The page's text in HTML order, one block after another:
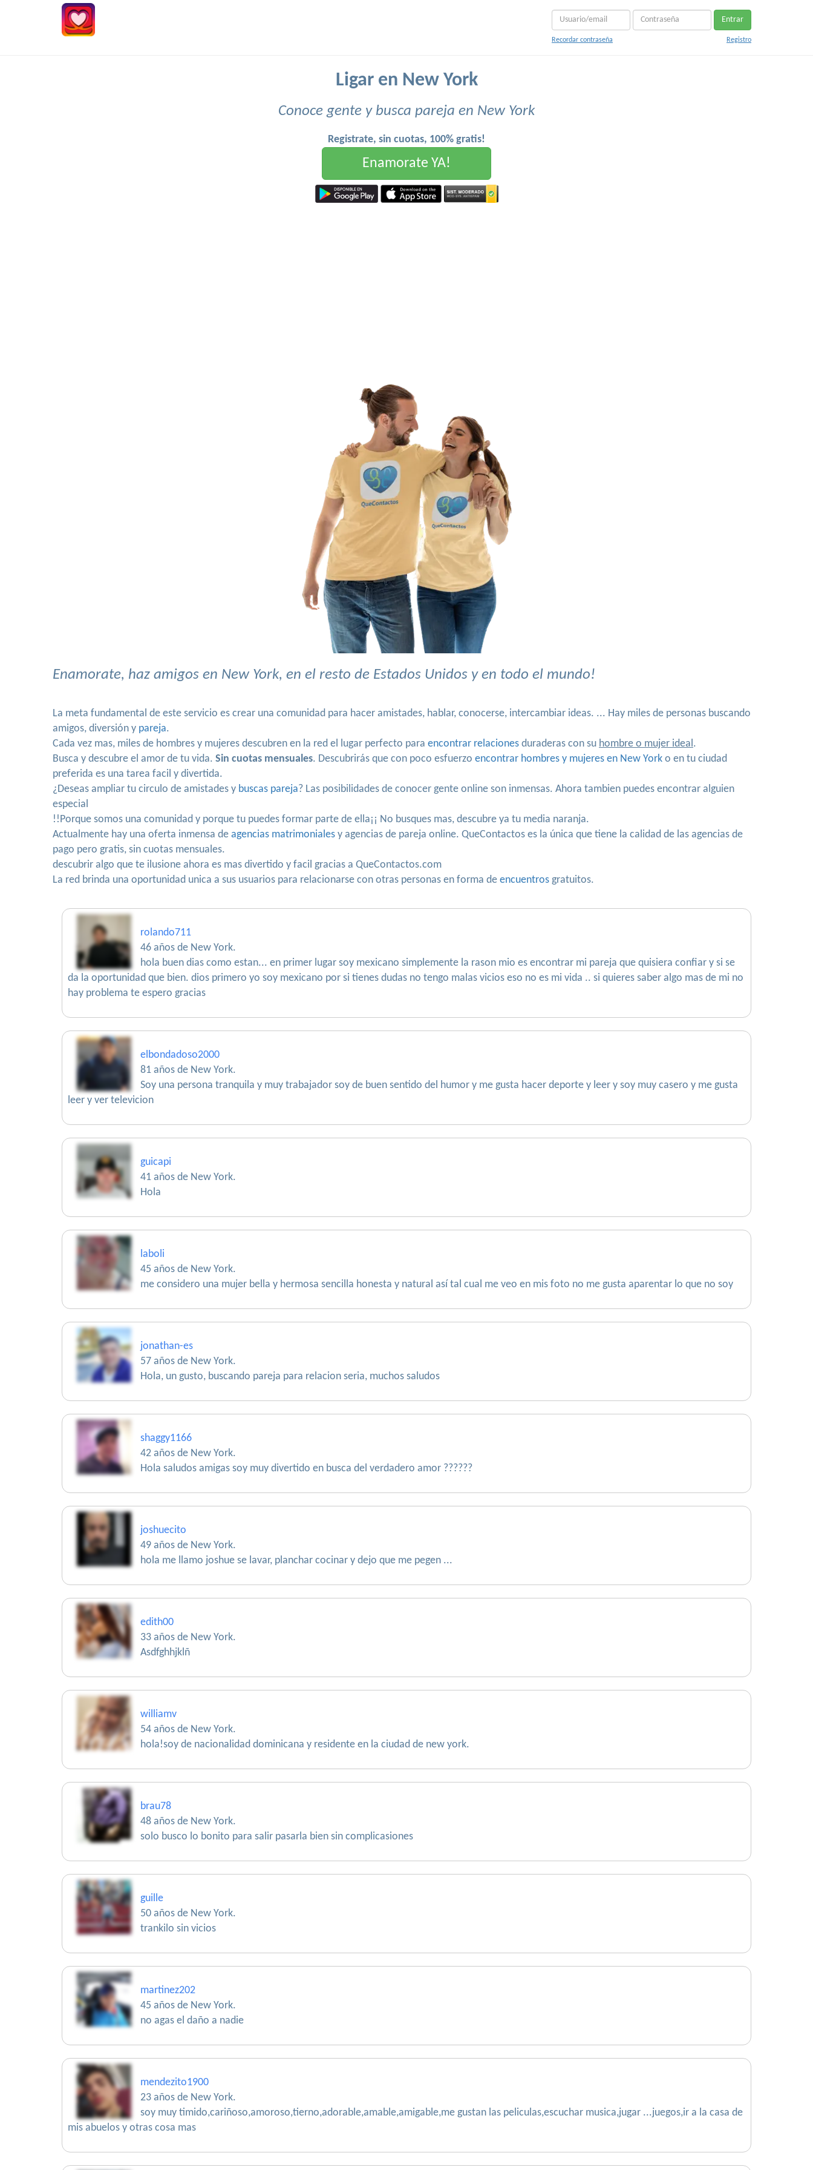
Entrar
Recordar contraseña Registro
Ligar en New York
Conoce gente y busca pareja en New York
Registrate, sin cuotas, 100% gratis!
Enamorate YA!
Enamorate, haz amigos en New York, en el resto de Estados Unidos y en todo el mundo!
La meta fundamental de este servicio es crear una comunidad para hacer amistades, hablar, conocerse, intercambiar ideas. ... Hay miles de personas buscando
amigos, diversión y pareja.
Cada vez mas, miles de hombres y mujeres descubren en la red el lugar perfecto para encontrar relaciones duraderas con su hombre o mujer ideal.
Busca y descubre el amor de tu vida. Sin cuotas mensuales. Descubrirás que con poco esfuerzo encontrar hombres y mujeres en New York o en tu ciudad
preferida es una tarea facil y divertida.
¿Deseas ampliar tu circulo de amistades y buscas pareja? Las posibilidades de conocer gente online son inmensas. Ahora tambien puedes encontrar alguien
especial
!!Porque somos una comunidad y porque tu puedes formar parte de ella¡¡ No busques mas, descubre ya tu media naranja.
Actualmente hay una oferta inmensa de agencias matrimoniales y agencias de pareja online. QueContactos es la única que tiene la calidad de las agencias de
pago pero gratis, sin cuotas mensuales.
descubrir algo que te ilusione ahora es mas divertido y facil gracias a QueContactos.com
La red brinda una oportunidad unica a sus usuarios para relacionarse con otras personas en forma de encuentros gratuitos.
rolando711
46 años de New York.
hola buen dias como estan... en primer lugar soy mexicano simplemente la rason mio es encontrar mi pareja que quisiera confiar y si se
da la oportunidad que bien. dios primero yo soy mexicano por si tienes dudas no tengo malas vicios eso no es mi vida .. si quieres saber algo mas de mi no
hay problema te espero gracias
elbondadoso2000
81 años de New York.
Soy una persona tranquila y muy trabajador soy de buen sentido del humor y me gusta hacer deporte y leer y soy muy casero y me gusta
leer y ver televicion
guicapi
41 años de New York.
Hola
laboli
45 años de New York.
me considero una mujer bella y hermosa sencilla honesta y natural así tal cual me veo en mis foto no me gusta aparentar lo que no soy
jonathan-es
57 años de New York.
Hola, un gusto, buscando pareja para relacion seria, muchos saludos
shaggy1166
42 años de New York.
Hola saludos amigas soy muy divertido en busca del verdadero amor ??????
joshuecito
49 años de New York.
hola me llamo joshue se lavar, planchar cocinar y dejo que me pegen ...
edith00
33 años de New York.
Asdfghhjklñ
williamv
54 años de New York.
hola!soy de nacionalidad dominicana y residente en la ciudad de new york.
brau78
48 años de New York.
solo busco lo bonito para salir pasarla bien sin complicasiones
guille
50 años de New York.
trankilo sin vicios
martinez202
45 años de New York.
no agas el daño a nadie
mendezito1900
23 años de New York.
soy muy timido,cariñoso,amoroso,tierno,adorable,amable,amigable,me gustan las peliculas,escuchar musica,jugar ...juegos,ir a la casa de
mis abuelos y otras cosa mas